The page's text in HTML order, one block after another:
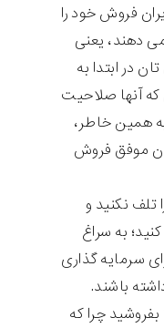
فروش خود را
دهند، یعنی
در ابتدا به
که آنها صلاحیت
همین خاطر،
موفق فروش
نکنید و
به سراغ
سرمایه گذاری
باشند.
بفروشید چرا که